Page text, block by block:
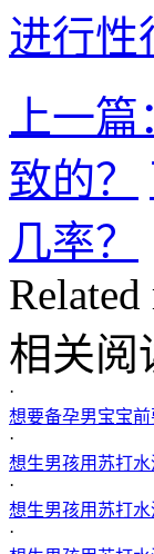
进行性
上一
致的？
几率？
Related
相关阅
·
想要备孕男宝宝
·
想生男孩用苏打
·
想生男孩用苏打
·